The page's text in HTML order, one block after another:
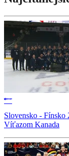
Slovensko - Fínsko
Víťazom Kanada